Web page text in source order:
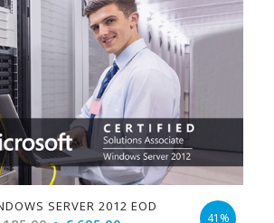
€ 1.785,00.€ 995,00.
SERVER 2012 EOD
41%